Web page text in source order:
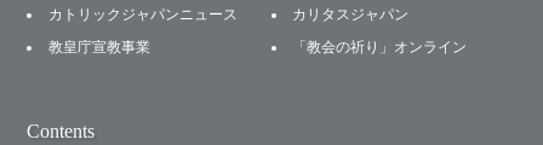
カトリックジャパンニュース
カリタスジャパン
教皇庁宣教事業
「教会の祈り」オンライン
Contents